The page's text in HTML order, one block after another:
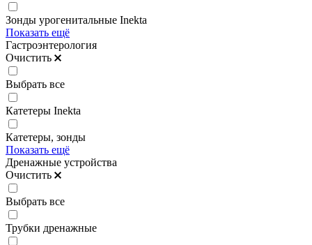
Зонды урогенитальные Inekta
Показать ещё
Гастроэнтерология
Очистить
Выбрать все
Катетеры Inekta
Катетеры, зонды
Показать ещё
Дренажные устройства
Очистить
Выбрать все
Трубки дренажные